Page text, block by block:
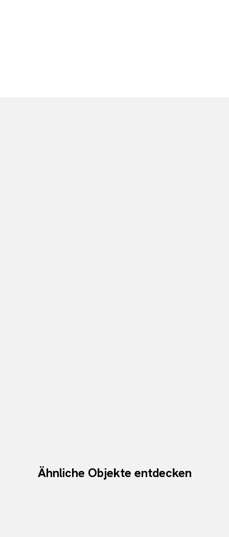
Ähnliche Objekte entdecken